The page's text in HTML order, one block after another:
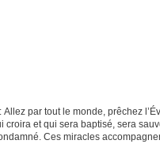
Allez par tout le monde, prêchez
croira et qui sera baptisé, sera
Ces miracles